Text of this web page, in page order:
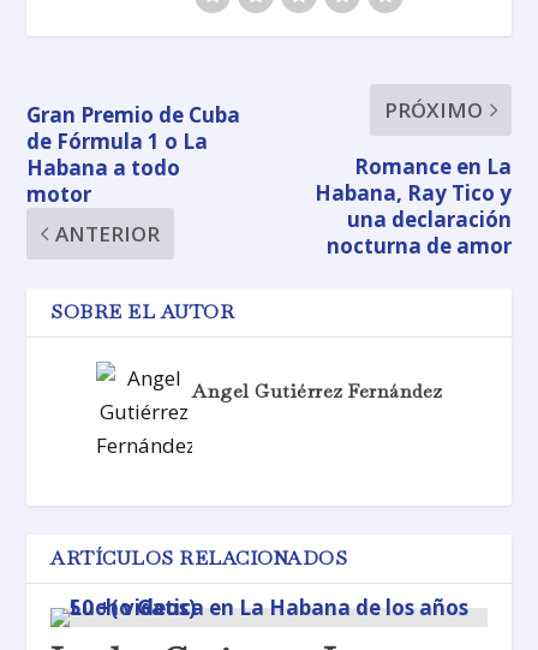
Gran Premio de Cuba
de Fórmula 1 o La
Habana a todo
motor
ANTERIOR
PRÓXIMO
Romance en La
Habana, Ray Tico y
una declaración
nocturna de amor
SOBRE EL AUTOR
Angel Gutiérrez Fernández
ARTÍCULOS RELACIONADOS